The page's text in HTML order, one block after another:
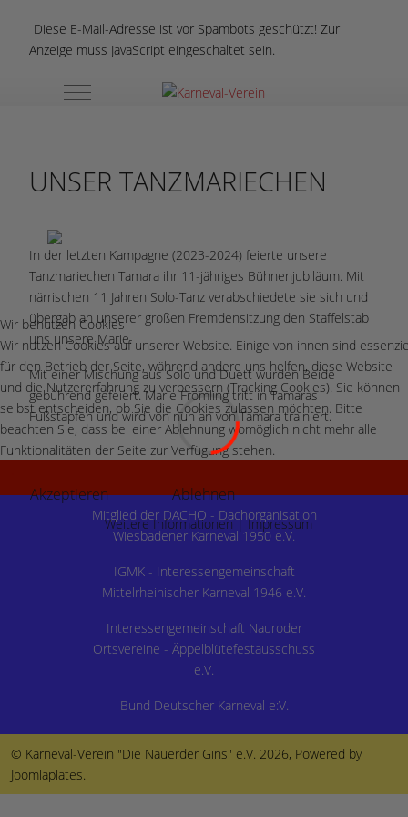
Diese E-Mail-Adresse ist vor Spambots geschützt! Zur
Anzeige muss JavaScript eingeschaltet sein.
Mobile Menu Toggle
UNSER TANZMARIECHEN
In der letzten Kampagne (2023-2024) feierte unsere
Tanzmariechen Tamara ihr 11-jähriges Bühnenjubiläum. Mit
närrischen 11 Jahren Solo-Tanz verabschiedete sie sich und
übergab an unserer großen Fremdensitzung den Staffelstab
uns unsere Marie.
Mit einer Mischung aus Solo und Duett wurden Beide
gebührend gefeiert. Marie Frömling tritt in Tamaras
Fußstapfen und wird von nun an von Tamara trainiert.
Mitglied der DACHO - Dachorganisation
Wiesbadener Karneval 1950 e.V.
IGMK - Interessengemeinschaft
Mittelrheinischer Karneval 1946 e.V.
Interessengemeinschaft Nauroder
Ortsvereine - Äppelblütefestausschuss
e.V.
Bund Deutscher Karneval e:V.
© Karneval-Verein "Die Nauerder Gins" e.V. 2026, Powered by
Joomlaplates.
Wir benutzen Cookies
Wir nutzen Cookies auf unserer Website. Einige von ihnen sind
für den Betrieb der Seite, während andere uns helfen, diese Website
und die Nutzererfahrung zu verbessern (Tracking Cookies). Sie können
selbst entscheiden, ob Sie die Cookies zulassen möchten. Bitte
beachten Sie, dass bei einer Ablehnung womöglich nicht mehr alle
Funktionalitäten der Seite zur Verfügung stehen.
Akzeptieren Ablehnen
Weitere Informationen|Impressum